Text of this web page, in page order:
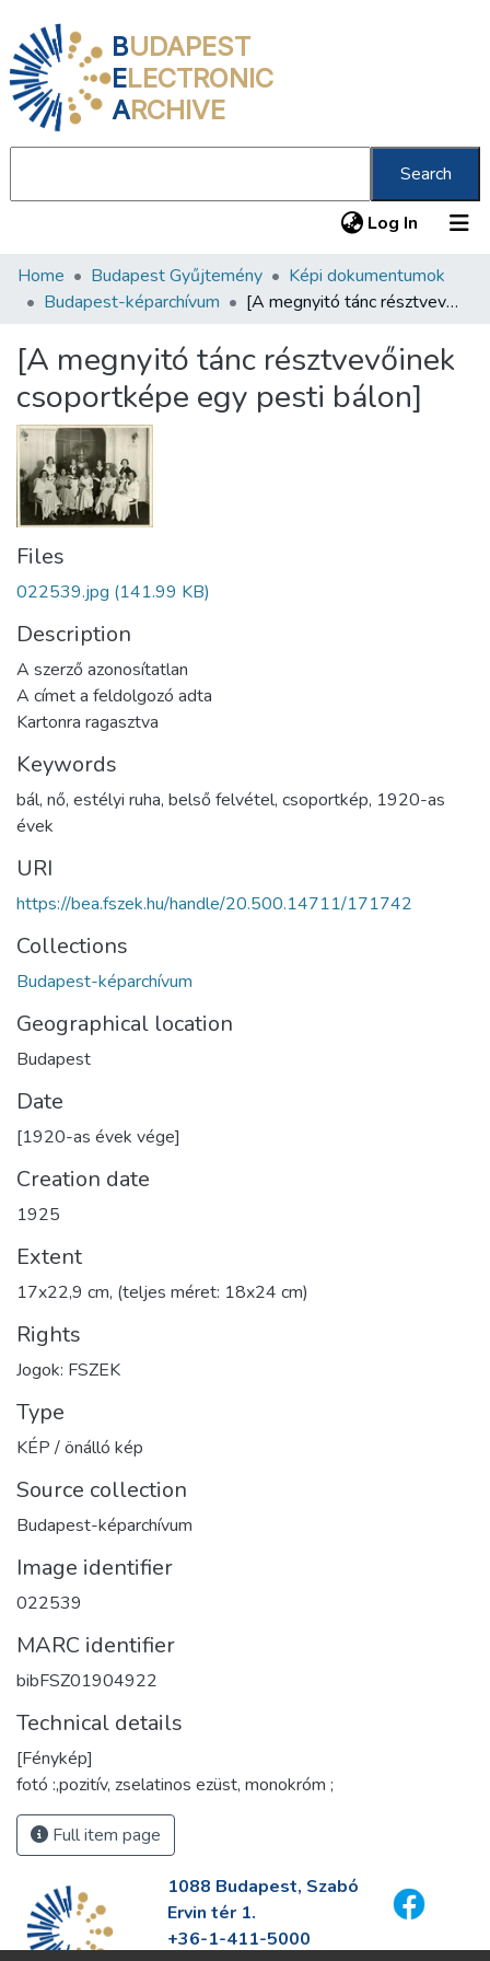
BUDAPEST
ELECTRONIC
ARCHIVE
Search
Log In (current)
Communities & Collections
Statistics
About us
Home Budapest Gyűjtemény
Képi dokumentumok
Budapest-képarchívum
[A megnyitó tánc résztvevőinek csoportképe egy pesti bálon]
[A megnyitó tánc résztvevőinek
csoportképe egy pesti bálon]
Files
022539.jpg (141.99 KB)
Description
A szerző azonosítatlan
A címet a feldolgozó adta
Kartonra ragasztva
Keywords
bál, nő, estélyi ruha, belső felvétel, csoportkép, 1920-as
évek
URI
https://bea.fszek.hu/handle/20.500.14711/171742
Collections
Budapest-képarchívum
Geographical location
Budapest
Date
[1920-as évek vége]
Creation date
1925
Extent
17x22,9 cm, (teljes méret: 18x24 cm)
Rights
Jogok: FSZEK
Type
KÉP / önálló kép
Source collection
Budapest-képarchívum
Image identifier
022539
MARC identifier
bibFSZ01904922
Technical details
[Fénykép]
fotó :,pozitív, zselatinos ezüst, monokróm ;
Full item page
1088 Budapest, Szabó
Ervin tér 1.
+36-1-411-5000